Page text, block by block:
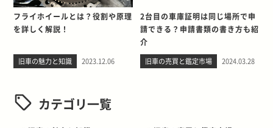
フライホイールとは？役割や原理
を詳しく解説！
旧車の魅力と知識 2023.12.06
2台目の車庫証明は同じ場所で申
請できる？申請書類の書き方も紹
介
旧車の売買と鑑定市場 2024.03.28
カテゴリ一覧